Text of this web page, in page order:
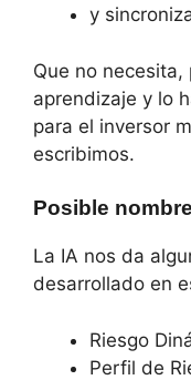
y
Que no
aprendizaje y lo
para el inversor
escribimos.
Posible
La IA nos da
desarrollado en
Riesgo
Perfil de